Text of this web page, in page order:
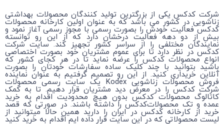
شرکت کدکس یکی از بزرگترین تولید کنندگان محصولات بهداشتی
زناشویی در کشور می باشد که به عنوان اولین کارخانه محصولات
کدکس فعالیت خودش را بصورت رسمی با مجوز رسمی آغاز نمود و
بیش از دو دهه فعالیت درخشان دارد که از این رو توانسته
نمایندگان مختلفی را از سراسر کشور تجهیز کند. سایت شرکت
کدکس در نظر دارد تا برای عموم مشتریان خود بصورت اختصاصی
انواع محصولات کدکس را عرضه نماید تا در هر کجای کشور که
باشید بتوانید با چند کلیک ساده سفارشات خودتان را بصورت
آنلاین خریداری کنید. از این رو تصمیم گرفتیم به عنوان نماینده
فروش محصولات زناشویی Kodex یک سایت رسمی محصولات
شرکت کدکس را در معرض دید مشتریان قرار دهیم. تا به کمک
کاتالوگ محصولات کدکس بدون هیچ محدودیت اقدام به خرید
عمده و تک محصولات‌کدکس را داشته باشند. در صورتی که قصد
خرید از کارخانه کدکس در ایران را دارید همین حالا میتوانید از
لیست محصولاتی که در این سایت قرار داده ایم اقدام به خرید کنید